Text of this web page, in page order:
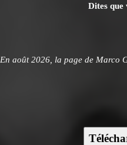
Dites que
En août 2026, la page de Marco